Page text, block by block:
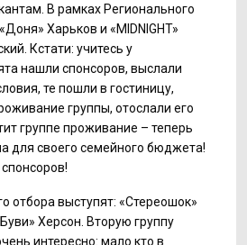
В рамках Регионального
Харьков и «MIDNIGHT»
Кстати: учитесь у
нашли спонсоров, выслали
те пошли в гостиницу,
группы, отослали его
группе проживание – теперь
для своего семейного бюджета!
отбора выступят: «Стереошок»
Херсон. Вторую группу
интересно: мало кто в